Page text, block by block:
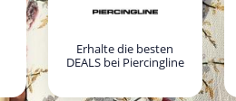
Erhalte die besten
DEALS bei Piercingline